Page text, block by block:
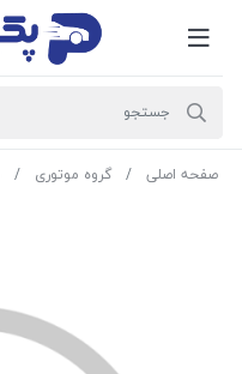
صفحه اصلی گروه موتوری